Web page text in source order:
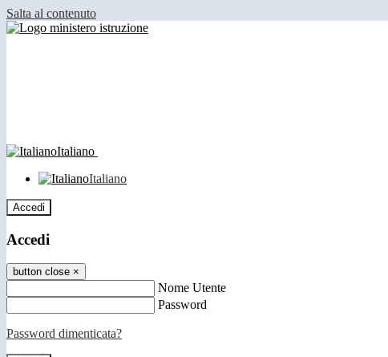
Salta al contenuto
Italiano
Italiano
Accedi
Accedi
button close ×
Nome Utente
Password
Password dimenticata?